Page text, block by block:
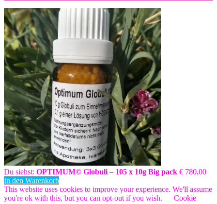
Du siehst: OPTIMUM© Globuli – 105 x 10g Big pack € 780,00
In den Warenkorb
This website uses cookies to improve your experience. We'll assume
you're ok with this, but you can opt-out if you wish.
Cookie